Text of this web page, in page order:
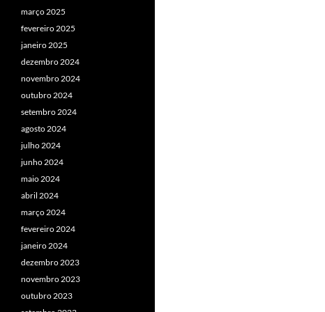
março 2025
fevereiro 2025
janeiro 2025
dezembro 2024
novembro 2024
outubro 2024
setembro 2024
agosto 2024
julho 2024
junho 2024
maio 2024
abril 2024
março 2024
fevereiro 2024
janeiro 2024
dezembro 2023
novembro 2023
outubro 2023